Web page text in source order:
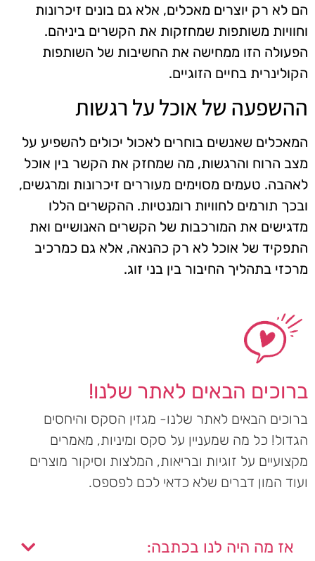
הם לא רק יוצרים מאכלים, אלא גם בונים זיכרונות
וחוויות משותפות שמחזקות את הקשרים ביניהם.
הפעולה הזו ממחישה את החשיבות של השותפות
הקולינרית בחיים הזוגיים.
ההשפעה של אוכל על רגשות
המאכלים שאנשים בוחרים לאכול יכולים להשפיע על
מצב הרוח והרגשות, מה שמחזק את הקשר בין אוכל
לאהבה. טעמים מסוימים מעוררים זיכרונות ומרגשים,
ובכך תורמים לחוויות רומנטיות. ההקשרים הללו
מדגישים את המורכבות של הקשרים האנושיים ואת
התפקיד של אוכל לא רק כהנאה, אלא גם כמרכיב
מרכזי בתהליך החיבור בין בני זוג.
ברוכים הבאים לאתר שלנו!
ברוכים הבאים לאתר שלנו- מגזין הסקס והיחסים
הגדול! כל מה שמעניין על סקס ומיניות, מאמרים
מקצועיים על זוגיות ובריאות, המלצות וסיקור מוצרים
ועוד המון דברים שלא כדאי לכם לפספס.
אז מה היה לנו בכתבה: